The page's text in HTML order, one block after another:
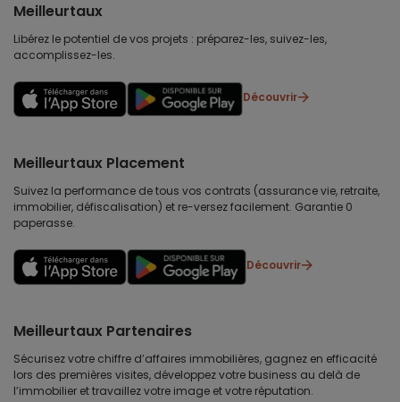
Meilleurtaux
Libérez le potentiel de vos projets : préparez-les, suivez-les,
accomplissez-les.
Découvrir
Meilleurtaux Placement
Suivez la performance de tous vos contrats (assurance vie, retraite,
immobilier, défiscalisation) et re-versez facilement. Garantie 0
paperasse.
Découvrir
Meilleurtaux Partenaires
Sécurisez votre chiffre d’affaires immobilières, gagnez en efficacité
lors des premières visites, développez votre business au delà de
l’immobilier et travaillez votre image et votre réputation.